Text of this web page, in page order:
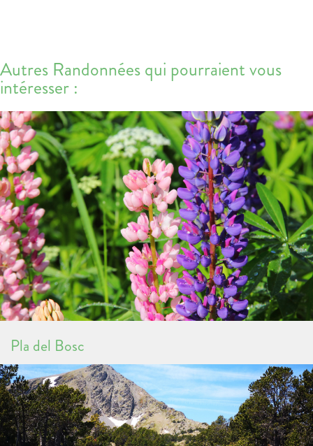
Autres Randonnées qui pourraient vous
intéresser :
Pla del Bosc